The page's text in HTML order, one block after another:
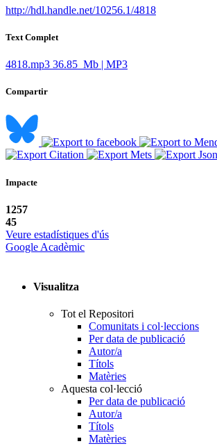
http://hdl.handle.net/10256.1/4818
Text Complet
4818.mp3 36.85 Mb | MP3
Compartir
Impacte
1257
45
Veure estadístiques d'ús
Google Acadèmic
Visualitza
Tot el Repositori
Comunitats i col·leccions
Per data de publicació
Autor/a
Títols
Matèries
Aquesta col·lecció
Per data de publicació
Autor/a
Títols
Matèries